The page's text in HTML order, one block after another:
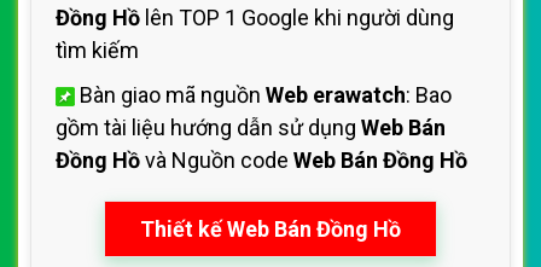
Đồng Hồ lên TOP 1 Google khi người dùng
tìm kiếm
Bàn giao mã nguồn Web erawatch: Bao
gồm tài liệu hướng dẫn sử dụng Web Bán
Đồng Hồvà Nguồn code Web Bán Đồng Hồ
Thiết kế Web Bán Đồng Hồ